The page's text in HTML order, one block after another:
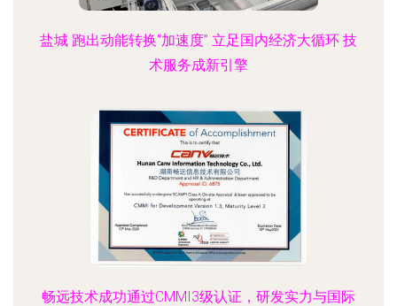
盐城 跑出动能转换“加速度” 立足国内经济大循环 技
术服务成新引擎
畅远技术成功通过CMMI3级认证，研发实力与国际